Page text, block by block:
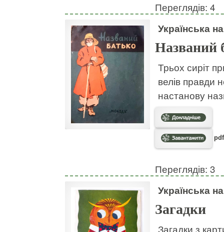
Переглядів: 4
Українська
Названий
Трьох сиріт
велів правди
настанову
Переглядів: 3
Українська
Загадки
Загадки з